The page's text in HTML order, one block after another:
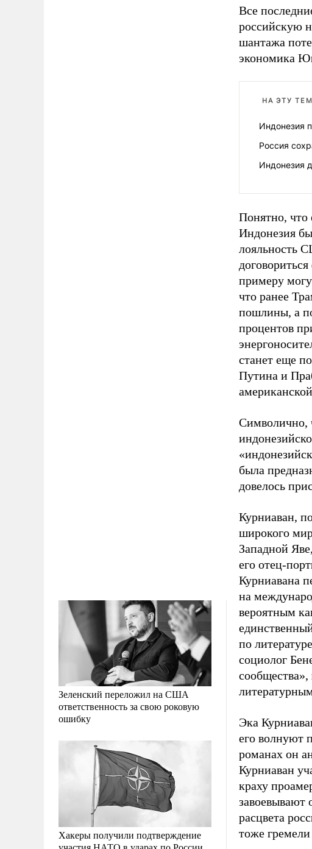
Зеленский переложил на США
ответственность за свою роковую
ошибку
Хакеры получили подтверждение
Все
российскую
шантажа
экономика
НА ЭТУ
Индонезия
Россия
Индонезия
Понятно, что
Индонезия
лояльность
примеру
что ранее
пошлины, а
процентов
станет еще
Путина и
Символично,
была
довелось
Курниаван,
широкого
Западной
его отец-
Курниавана
на
вероятным
по
социолог
Эка
его волнуют
романах он
Курниаван
краху
завоевывают
расцвета
тоже